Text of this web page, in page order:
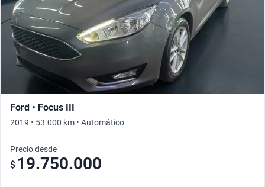
Ford • Focus III
2019 • 53.000 km • Automático
Precio desde
$ 19.750.000